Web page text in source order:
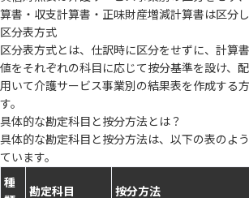
算書・収支計算書・正味財産増減計算書は区分し
区分表方式
区分表方式とは、仕訳時に区分をせずに、計算
値をそれぞれの科目に応じて按分基準を設け、
用いて介護サービス事業別の結果表を作成する
す。
具体的な勘定科目と按分方法とは？
具体的な勘定科目と按分方法は、以下の表のよ
ています。
種
勘定科目 按分方法